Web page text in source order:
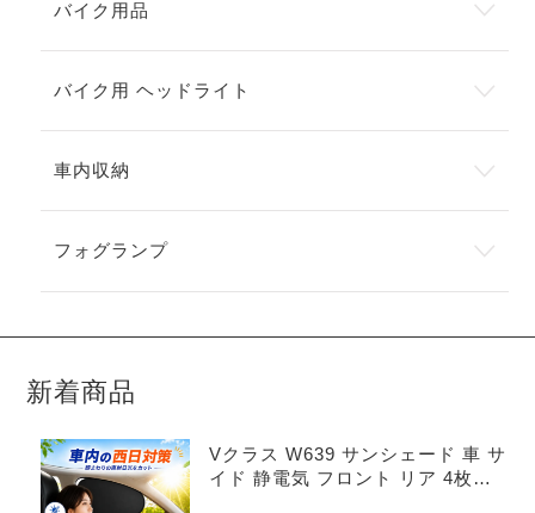
バイク用品
バイク用 ヘッドライト
車内収納
フォグランプ
新着商品
Vクラス W639 サンシェード 車 サ
イド 静電気 フロント リア 4枚セ